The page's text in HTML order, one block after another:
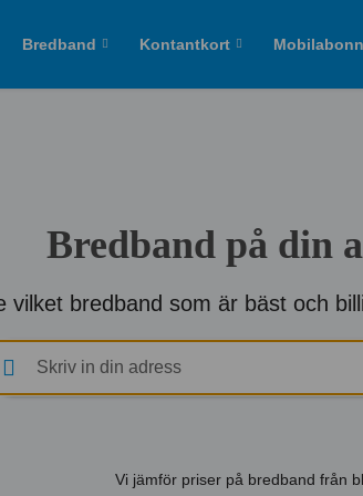
Bredband Kontantkort
Bredband på din
vilket bredband som är bäst och
Vi jämför priser på bredband från